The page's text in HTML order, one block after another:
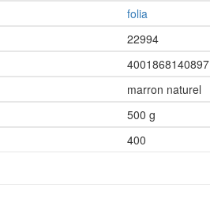
folia
22994
4001868140897
marron naturel
500 g
400